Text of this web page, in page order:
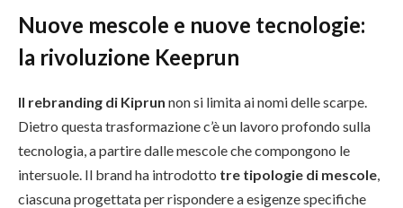
Nuove mescole e nuove tecnologie:
la rivoluzione Keeprun
Il rebranding di Kiprun non si limita ai nomi delle scarpe.
Dietro questa trasformazione c’è un lavoro profondo sulla
tecnologia, a partire dalle mescole che compongono le
intersuole. Il brand ha introdotto tre tipologie di mescole
ciascuna progettata per rispondere a esigenze specifiche